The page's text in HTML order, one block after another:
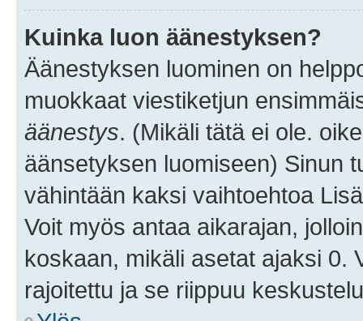
Kuinka luon äänestyksen?
Äänestyksen luominen on
muokkaat viestiketjun
äänestys. (Mikäli tätä ei ole.
äänsetyksen luomiseen) Sinun
vähintään kaksi vaihtoehtoa
Voit myös antaa aikarajan,
koskaan, mikäli asetat ajaksi 0.
rajoitettu ja se riippuu